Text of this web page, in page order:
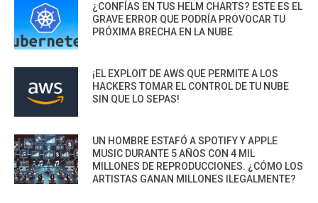
¿CONFÍAS EN TUS HELM CHARTS? ESTE ES EL
GRAVE ERROR QUE PODRÍA PROVOCAR TU
PRÓXIMA BRECHA EN LA NUBE
¡EL EXPLOIT DE AWS QUE PERMITE A LOS
HACKERS TOMAR EL CONTROL DE TU NUBE
SIN QUE LO SEPAS!
UN HOMBRE ESTAFÓ A SPOTIFY Y APPLE
MUSIC DURANTE 5 AÑOS CON 4 MIL
MILLONES DE REPRODUCCIONES. ¿CÓMO LOS
ARTISTAS GANAN MILLONES ILEGALMENTE?